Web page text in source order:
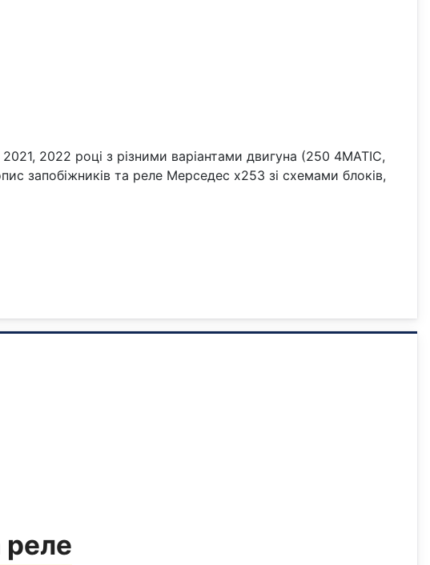
2022 році з різними варіантами двигуна (250 4MATIC,
запобіжників та реле Мерседес x253 зі схемами блоків,
реле